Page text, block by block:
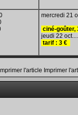
mercredi 21
ciné-goûter,
jeudi 22
tarif : 3 €
Imprimer